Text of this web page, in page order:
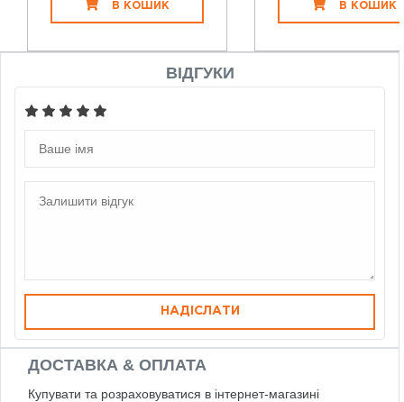
В КОШИК В КОШИК
ВІДГУКИ
НАДІСЛАТИ
ДОСТАВКА & ОПЛАТА
Купувати та розраховуватися в інтернет-магазині